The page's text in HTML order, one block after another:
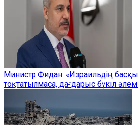
Министр Фидан: «Израильдің
тоқтатылмаса, дағдарыс бүкіл